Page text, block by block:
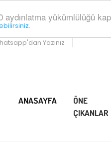
aydınlatma yükümlülüğü
Yazınız
ANASAYFA
ÖNE
ÇIKANLAR